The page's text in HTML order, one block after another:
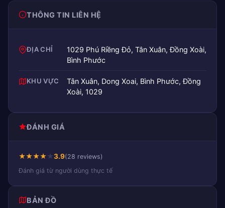
THÔNG TIN LIÊN HỆ
ĐỊA CHỈ
1029 Phú Riềng Đỏ, Tân Xuân, Đồng Xoài,
Bình Phước
KHU VỰC
Tân Xuân, Dong Xoai, Bình Phước, Đồng
Xoài, 1029
ĐÁNH GIÁ
★★★★★3.9(28 reviews)
Đánh giá từ người dùng thực tế
BẢN ĐỒ